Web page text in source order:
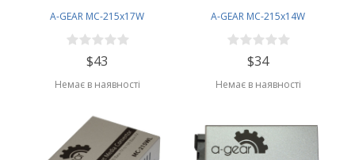
A-GEAR MC-215x17W
$43
Немає в наявності
A-GEAR MC-215x14W
$34
Немає в наявності